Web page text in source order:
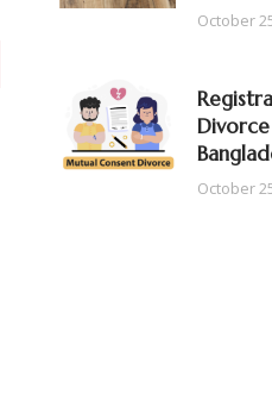
October
October